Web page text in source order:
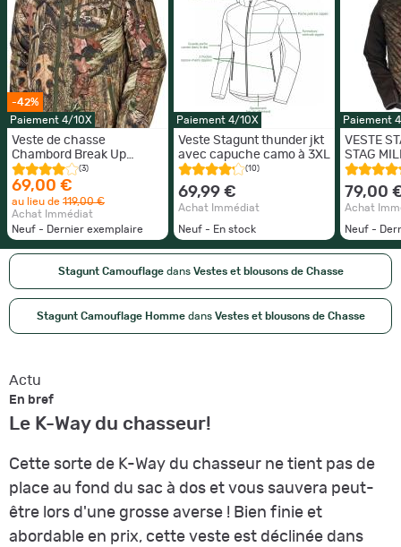
-42%
Paiement 4/10X
Veste de chasse
Chambord Break Up
Infinity Stagunt
(3)
69,00 €
au lieu de 119,00 €
Achat Immédiat
Neuf - Dernier exemplaire
Paiement 4/10X
Veste Stagunt thunder jkt
avec capuche camo à 3XL
(10)
69,99 €
Achat Immédiat
Neuf - En stock
Paiement
VESTE
STAG
79,00
Achat
Neuf -
Stagunt Camouflagedans Vestes et blousons de Chasse
Stagunt Camouflage Hommedans Vestes et blousons de Chasse
Actu
En bref
Le K-Way du chasseur!
Cette sorte de K-Way du chasseur ne tient pas de
place au fond du sac à dos et vous sauvera peut-
être lors d'une grosse averse ! Bien finie et
abordable en prix, cette veste est déclinée dans